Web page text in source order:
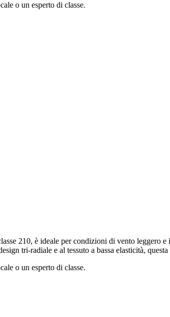
o un esperto di classe.
210, è ideale per condizioni di vento leggero
tri-radiale e al tessuto a bassa elasticità,
o un esperto di classe.